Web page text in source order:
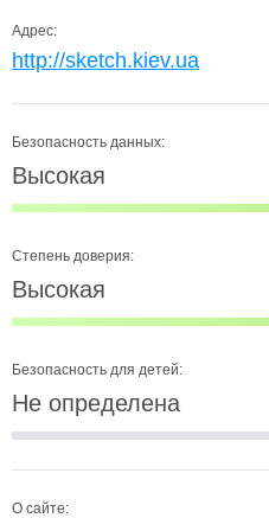
Адрес:
http://sketch.kiev.ua
Безопасность данных:
Высокая
Степень доверия:
Высокая
Безопасность для детей:
Не определена
О сайте: